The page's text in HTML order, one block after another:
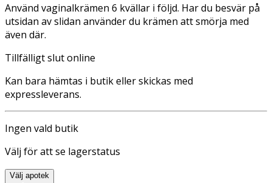
Använd vaginalkrämen 6 kvällar i följd. Har du besvär på
utsidan av slidan använder du krämen att smörja med
även där.
Tillfälligt slut online
Kan bara hämtas i butik eller skickas med
expressleverans.
Ingen vald butik
Välj för att se lagerstatus
Välj apotek